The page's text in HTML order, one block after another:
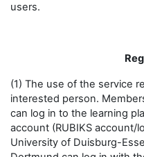
users.
(1) The use of the service
interested person.
can log in to the learning
account (RUBIKS account/
University of Duisburg-